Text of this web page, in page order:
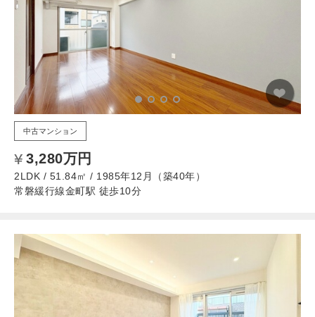
中古マンション
3,280万円
2LDK / 51.84㎡ / 1985年12月（築40年）
常磐緩行線金町駅 徒歩10分